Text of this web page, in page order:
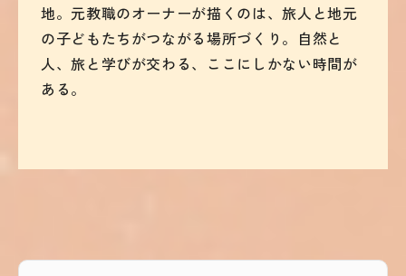
地。元教職のオーナーが描くのは、旅人と地元
の子どもたちがつながる場所づくり。自然と
人、旅と学びが交わる、ここにしかない時間が
ある。